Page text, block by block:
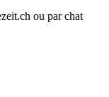
ou par chat